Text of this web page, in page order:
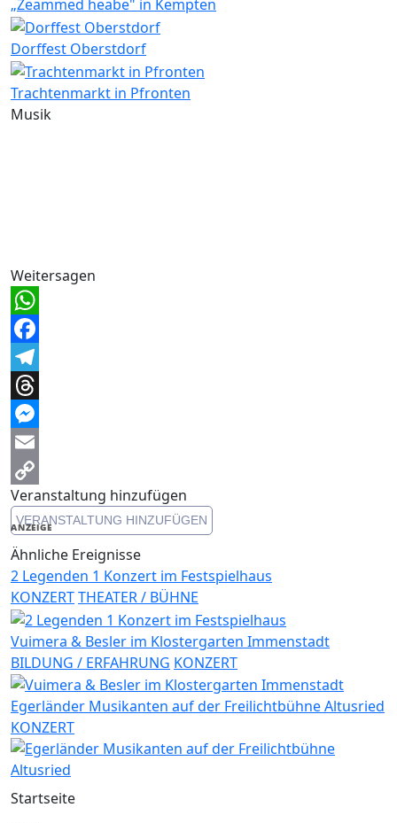
„Zeammed heabe" in Kempten
Dorffest Oberstdorf
Trachtenmarkt in Pfronten
Musik
Weitersagen
WhatsApp
Facebook
Telegram
Threads
Messenger
Email
Copy
Link
Veranstaltung hinzufügen
VERANSTALTUNG HINZUFÜGEN
ANZEIGE
Ähnliche Ereignisse
2 Legenden 1 Konzert im Festspielhaus
KONZERTTHEATER / BÜHNE
Vuimera & Besler im Klostergarten Immenstadt
BILDUNG / ERFAHRUNG KONZERT
Egerländer Musikanten auf der Freilichtbühne Altusried
KONZERT
Startseite